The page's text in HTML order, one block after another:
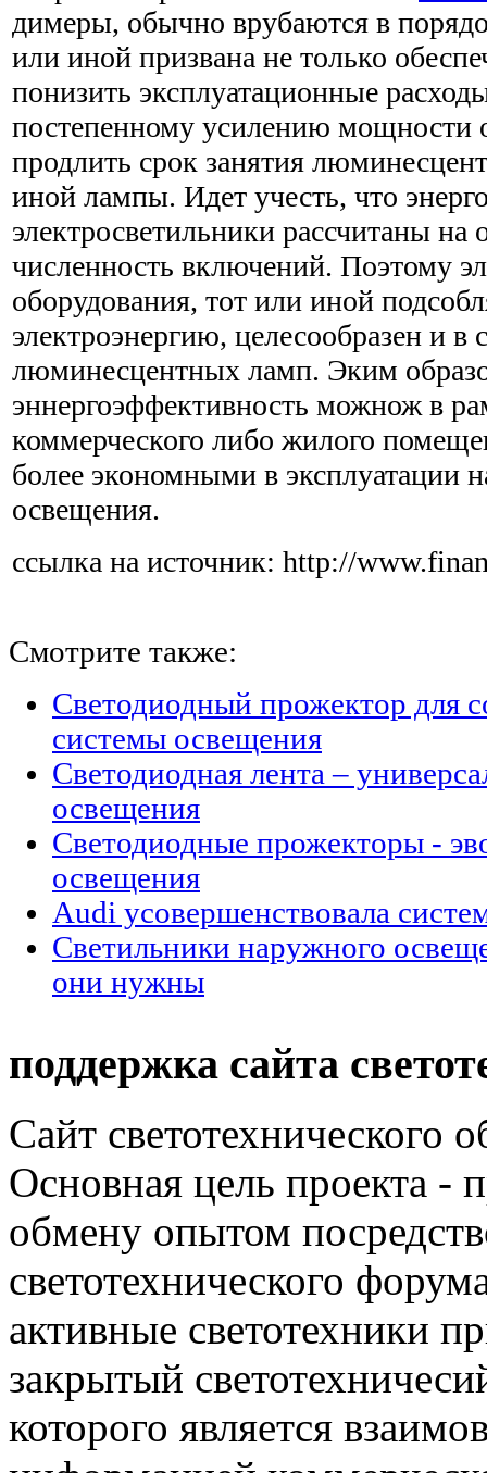
димеры, обычно врубаются в
или иной призвана не только
понизить эксплуатационные
постепенному усилению мощности
продлить срок занятия
иной лампы. Идет учесть, что
электросветильники рассчитаны на
численность включений. Поэтому
оборудования, тот или иной
электроэнергию, целесообразен и в
люминесцентных ламп. Эким
эннергоэффективность можнож в
коммерческого либо жилого
более экономными в эксплуатации
освещения.
ссылка на источник: http://
Смотрите также:
Светодиодный прожектор для
системы освещения
Светодиодная лента –
освещения
Cветодиодные прожекторы -
освещения
Audi усовершенствовала
Светильники наружного
они нужны
поддержка сайта
Сайт светотехнического
Основная цель проекта -
обмену опытом
светотехнического
активные светотехники
закрытый
которого является